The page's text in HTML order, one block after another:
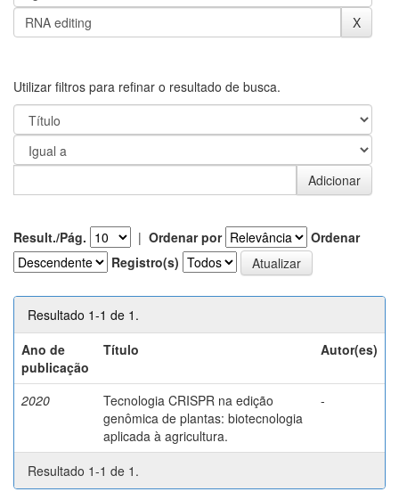
Utilizar filtros para refinar o resultado de busca.
Result./Pág. | Ordenar por
Ordenar
Registro(s)
Resultado 1-1 de 1.
Ano de
publicação
Título Autor(es)
2020
Tecnologia CRISPR na edição
genômica de plantas: biotecnologia
aplicada à agricultura.
-
Resultado 1-1 de 1.